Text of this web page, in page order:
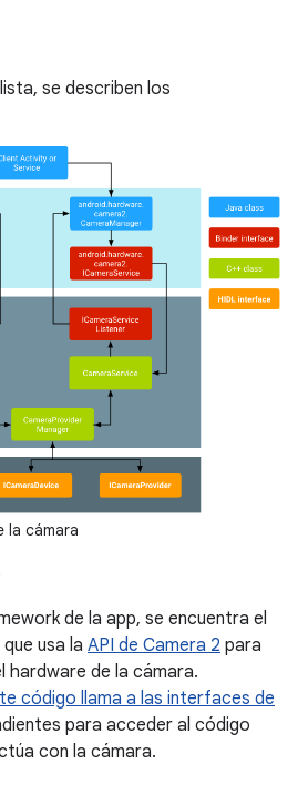
se describen los
la cámara
de la app, se encuentra el
usa la API de Camera 2 para
hardware de la cámara.
código llama a las interfaces de
para acceder al código
con la cámara.